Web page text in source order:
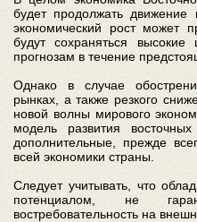
будет продолжать
экономический рост может
будут сохраняться
прогнозам в течение
Однако в случае
рынках, а также резкого
новой волны мирового
модель развития
дополнительные, прежде
всей экономики страны.
Следует учитывать, что
потенциалом, не
востребовательность на